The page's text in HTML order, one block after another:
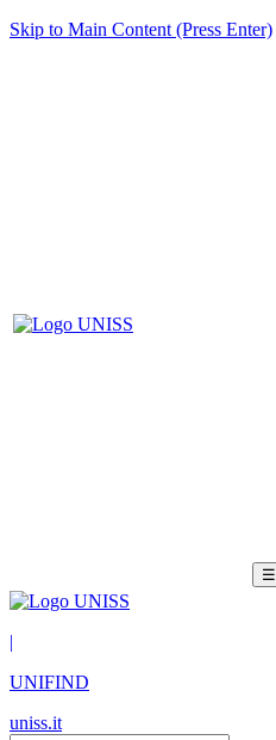
Skip to Main Content (Press Enter)
☰
|
UNIFIND
uniss.it